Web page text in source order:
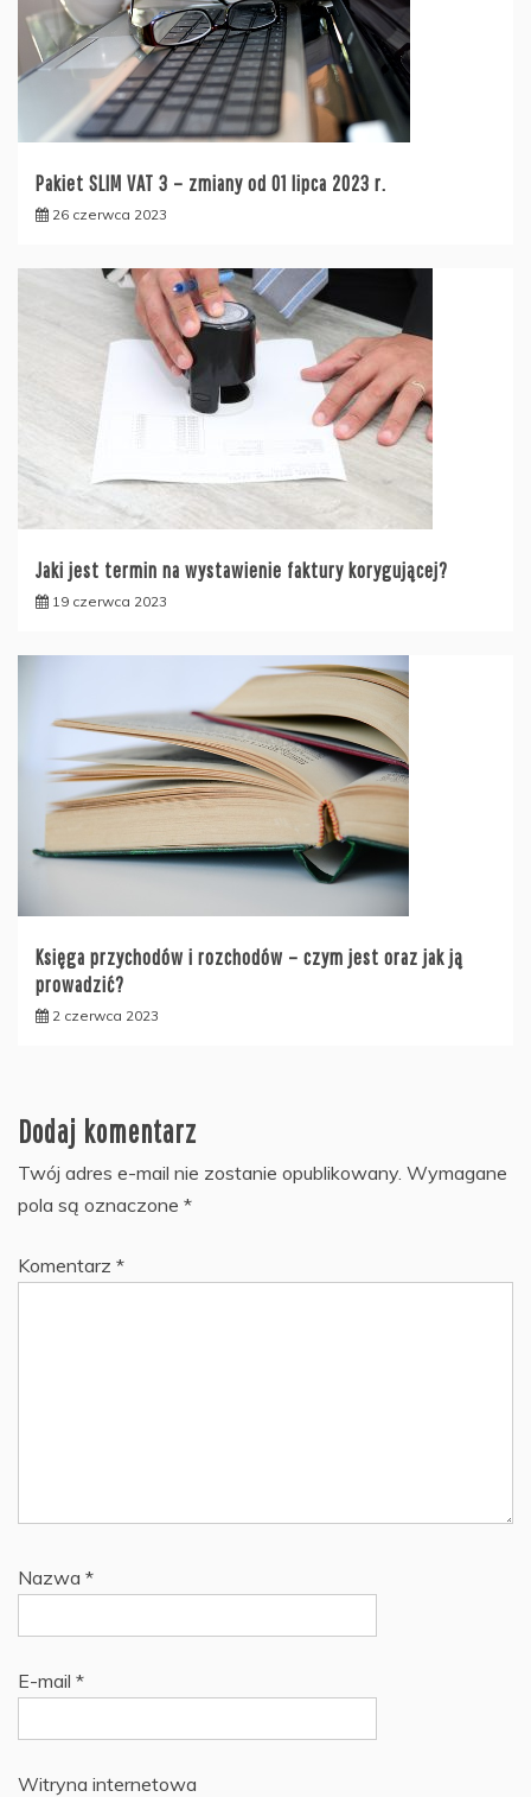
Pakiet SLIM VAT 3 – zmiany od 01 lipca 2023 r.
26 czerwca 2023
Jaki jest termin na wystawienie faktury korygującej?
19 czerwca 2023
Księga przychodów i rozchodów – czym jest oraz jak ją
prowadzić?
2 czerwca 2023
Dodaj komentarz
Twój adres e-mail nie zostanie opublikowany. Wymagane
pola są oznaczone *
Komentarz *
Nazwa *
E-mail *
Witryna internetowa